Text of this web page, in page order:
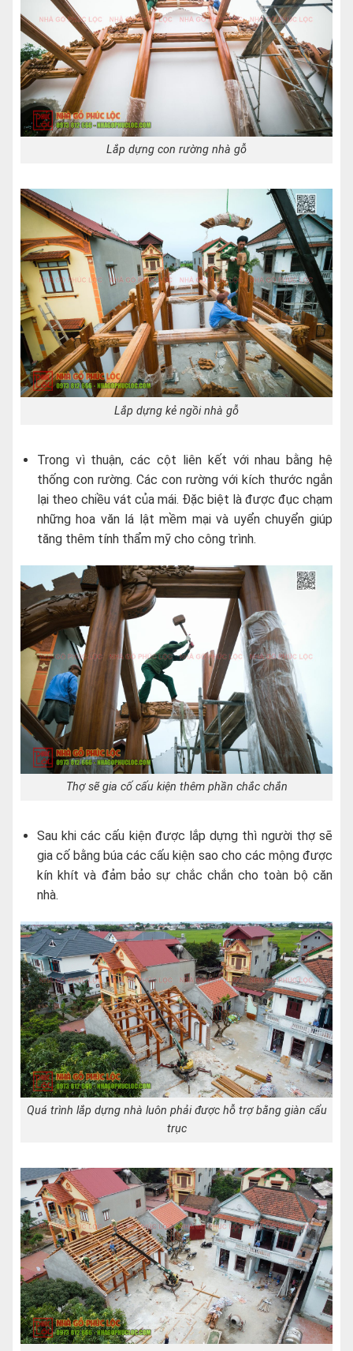
Lắp dựng con rường nhà gỗ
Lắp dựng kẻ ngồi nhà gỗ
Trong vì thuận, các cột liên kết với nhau bằng hệ
thống con rường. Các con rường với kích thước ngắn
lại theo chiều vát của mái. Đặc biệt là được đục chạm
những hoa văn lá lật mềm mại và uyển chuyển giúp
tăng thêm tính thẩm mỹ cho công trình.
Thợ sẽ gia cố cấu kiện thêm phần chắc chắn
Sau khi các cấu kiện được lắp dựng thì người thợ sẽ
gia cố bằng búa các cấu kiện sao cho các mộng được
kín khít và đảm bảo sự chắc chắn cho toàn bộ căn
nhà.
Quá trình lắp dựng nhà luôn phải được hỗ trợ bằng giàn cẩu
trục